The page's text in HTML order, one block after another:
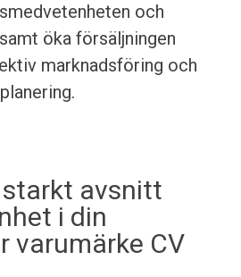
och
öka försäljningen
marknadsföring och
avsnitt
i din
varumärke CV